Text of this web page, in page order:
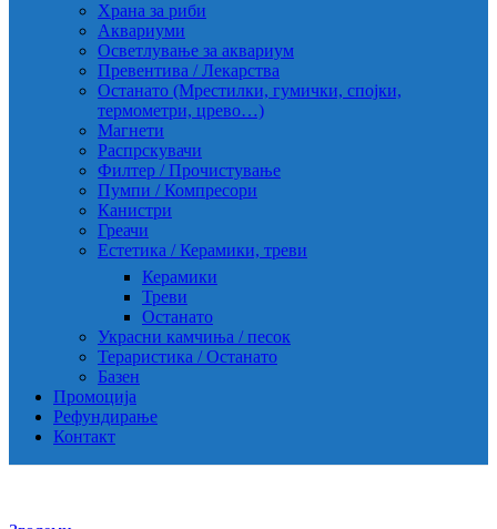
Храна за риби
Аквариуми
Осветлување за аквариум
Превентива / Лекарства
Останато (Мрестилки, гумички, спојки,
термометри, црево…)
Магнети
Распрскувачи
Филтер / Прочистување
Пумпи / Компресори
Канистри
Греачи
Естетика / Керамики, треви
Керамики
Треви
Останато
Украсни камчиња / песок
Тераристика / Останато
Базен
Промоција
Рефундирање
Контакт